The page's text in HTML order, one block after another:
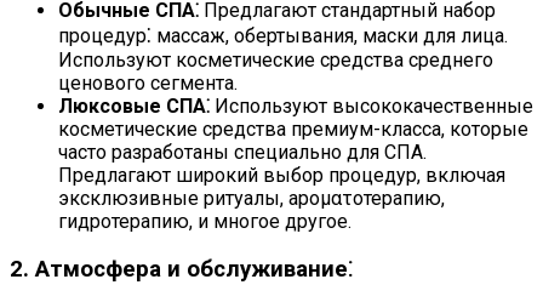
Обычные СПА⁚ Предлагают стандартный набор
процедур⁚ массаж, обертывания, маски для лица.
Используют косметические средства среднего
ценового сегмента.
Люксовые СПА⁚ Используют высококачественные
косметические средства премиум-класса, которые
часто разработаны специально для СПА.
Предлагают широкий выбор процедур, включая
эксклюзивные ритуалы, ароματοтерапию,
гидротерапию, и многое другое.
2. Атмосфера и обслуживание⁚